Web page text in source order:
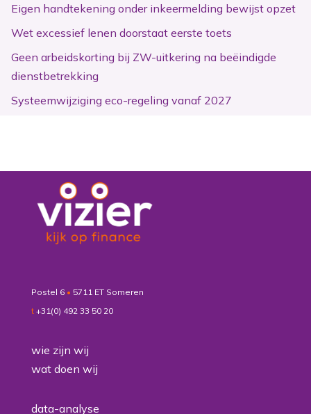
Eigen handtekening onder inkeermelding bewijst opzet
Wet excessief lenen doorstaat eerste toets
Geen arbeidskorting bij ZW-uitkering na beëindigde
dienstbetrekking
Systeemwijziging eco-regeling vanaf 2027
Postel 6 • 5711 ET Someren
t +31(0) 492 33 50 20
wie zijn wij
wat doen wij
data-analyse